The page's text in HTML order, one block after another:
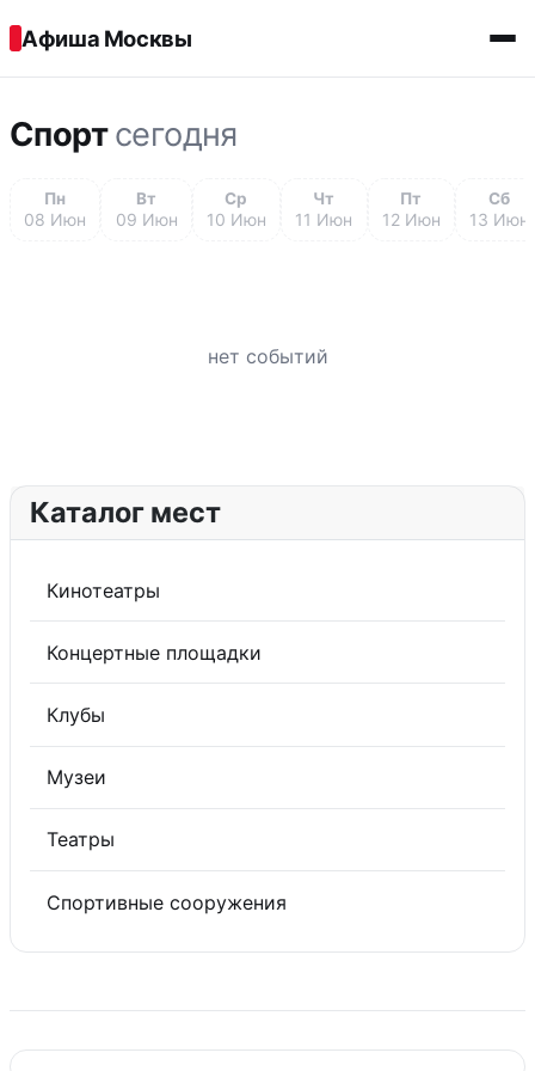
Афиша Москвы
Спортсегодня
Пн
08 Июн
Вт
09 Июн
Ср
10 Июн
Чт
11 Июн
Пт
12 Июн
Сб
13 Июн
нет событий
Каталог мест
Кинотеатры
Концертные площадки
Клубы
Музеи
Театры
Спортивные сооружения